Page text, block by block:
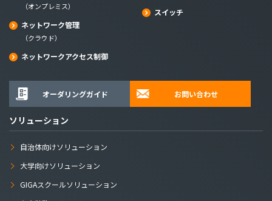
（オンプレミス）
ネットワーク管理
（クラウド）
ネットワークアクセス制御
スイッチ
オーダリングガイド お問い合わせ
ソリューション
自治体向けソリューション
大学向けソリューション
GIGAスクールソリューション